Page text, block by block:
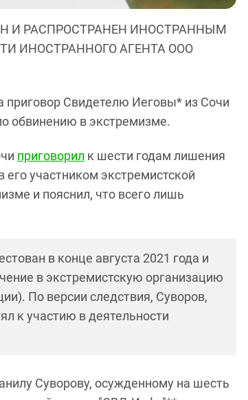
И РАСПРОСТРАНЕН ИНОСТРАННЫМ
ИНОСТРАННОГО АГЕНТА ООО
приговор Свидетелю Иеговы* из Сочи
обвинению в экстремизме.
приговорил к шести годам лишения
участником экстремистской
и пояснил, что всего лишь
в конце августа 2021 года и
в экстремистскую организацию
По версии следствия, Суворов,
к участию в деятельности
Суворову, осужденному на шесть